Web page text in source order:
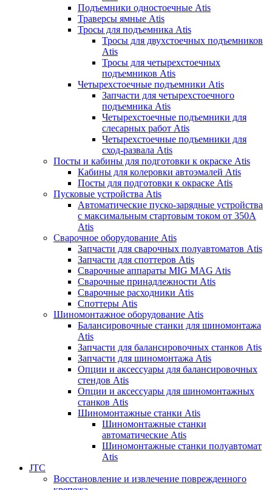
Подъемники одностоечные Atis
Траверсы ямные Atis
Тросы для подъемника Atis
Тросы для двухстоечных подъемников
Atis
Тросы для четырехстоечных
подъемников Atis
Четырехстоечные подъемники Atis
Запчасти для четырехстоечного
подъемника Atis
Четырехстоечные подъемники для
слесарных работ Atis
Четырехстоечные подъемники для
сход-развала Atis
Посты и кабины для подготовки к окраске Atis
Кабины для колеровки автоэмалей Atis
Посты для подготовки к окраске Atis
Пусковые устройства Atis
Автоматические пуско-зарядные устройства
с максимальным стартовым током от 350А
Atis
Сварочное оборудование Atis
Запчасти для сварочных полуавтоматов Atis
Запчасти для споттеров Atis
Сварочные аппараты MIG MAG Atis
Сварочные принадлежности Atis
Сварочные расходники Atis
Споттеры Atis
Шиномонтажное оборудование Atis
Балансировочные станки для шиномонтажа
Atis
Запчасти для балансировочных станков Atis
Запчасти для шиномонтажа Atis
Опции и аксессуары для балансировочных
стендов Atis
Опции и аксессуары для шиномонтажных
станков Atis
Шиномонтажные станки Atis
Шиномонтажные станки
автоматические Atis
Шиномонтажные станки полуавтомат
Atis
JTC
Восстановление и извлечение поврежденного